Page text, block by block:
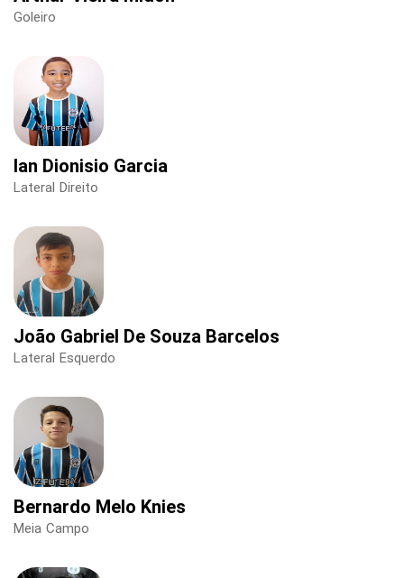
Goleiro
Ian Dionisio Garcia
Lateral Direito
João Gabriel De Souza Barcelos
Lateral Esquerdo
Bernardo Melo Knies
Meia Campo